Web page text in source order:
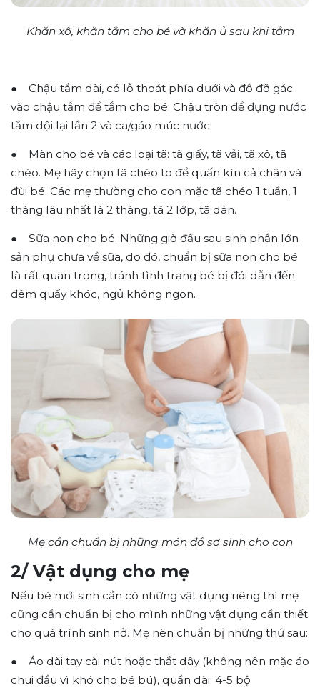
Khăn xô, khăn tắm cho bé và khăn ủ sau khi tắm
● Chậu tắm dài, có lỗ thoát phía dưới và đồ đỡ gác
vào chậu tắm để tắm cho bé. Chậu tròn để đựng nước
tắm dội lại lần 2 và ca/gáo múc nước.
● Màn cho bé và các loại tã: tã giấy, tã vải, tã xô, tã
chéo. Mẹ hãy chọn tã chéo to để quấn kín cả chân và
đùi bé. Các mẹ thường cho con mặc tã chéo 1 tuần, 1
tháng lâu nhất là 2 tháng, tã 2 lớp, tã dán.
● Sữa non cho bé: Những giờ đầu sau sinh phần lớn
sản phụ chưa về sữa, do đó, chuẩn bị sữa non cho bé
là rất quan trọng, tránh tình trạng bé bị đói dẫn đến
đêm quấy khóc, ngủ không ngon.
Mẹ cần chuẩn bị những món đồ sơ sinh cho con
2/ Vật dụng cho mẹ
Nếu bé mới sinh cần có những vật dụng riêng thì mẹ
cũng cần chuẩn bị cho mình những vật dụng cần thiết
cho quá trình sinh nở. Mẹ nên chuẩn bị những thứ sau:
● Áo dài tay cài nút hoặc thắt dây (không nên mặc áo
chui đầu vì khó cho bé bú), quần dài: 4-5 bộ